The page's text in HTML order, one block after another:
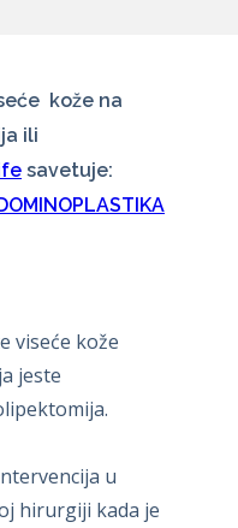
kože na
ili
savetuje:
viseće kože
jeste
u
hirurgiji kada je